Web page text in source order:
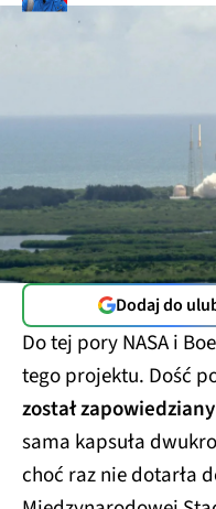
Dodaj do
Do tej pory NASA i
tego projektu. Dość
został
sama kapsuła
choć raz nie dotarła